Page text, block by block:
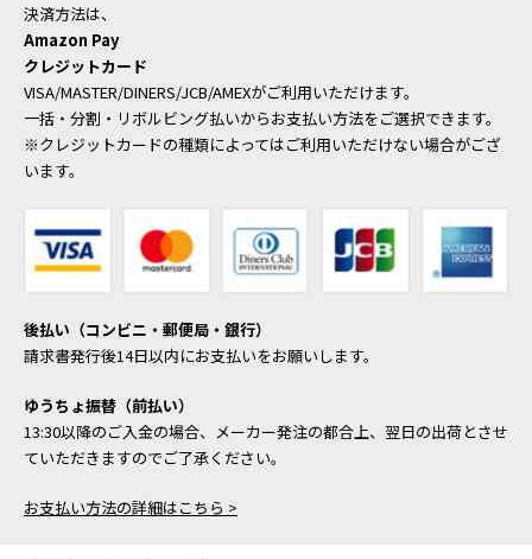
決済方法は、
Amazon Pay
クレジットカード
VISA/MASTER/DINERS/JCB/AMEXがご利用いただけます。
一括・分割・リボルビング払いからお支払い方法をご選択できます。
※クレジットカードの種類によってはご利用いただけない場合がござ
います。
後払い（コンビニ・郵便局・銀行）
請求書発行後14日以内にお支払いをお願いします。
ゆうちょ振替（前払い）
13:30以降のご入金の場合、メーカー発注の都合上、翌日の出荷とさせ
ていただきますのでご了承ください。
お支払い方法の詳細はこちら >